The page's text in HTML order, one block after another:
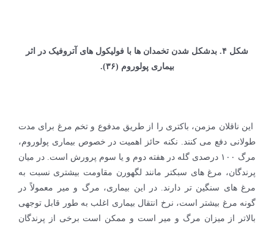
شکل ۴. بدشکل شدن تخمدان ها با فولیکول های آتروفیک در اثر
بیماری پولوروم (۳۶).
این ناقلان مزمن، باکتری را از طریق مدفوع و تخم مرغ برای مدت
طولانی دفع می کنند. نکنه حائز اهمیت در خصوص بیماری پولوروم،
مرگ ۱۰۰ درصدی گله در هفته دوم و یا سوم پرورش است. در میان
پرندگان، مرغ های سبکتر مانند لگهورن مقاومت بیشتری نسبت به
مرغ های سنگین تر دارند. در این بیماری، مرگ و میر معمولاً در
گونه مرغ بیشتر است، نرخ انتقال بیماری اغلب به طور قابل توجهی
بالاتر از میزان مرگ و میر است و ممکن است برخی از پرندگان